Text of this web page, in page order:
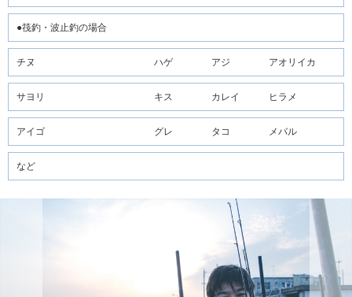
●筏釣・波止釣の場合
チヌ ハゲ アジ アオリイカ
サヨリ キス カレイ ヒラメ
アイゴ グレ タコ メバル
など